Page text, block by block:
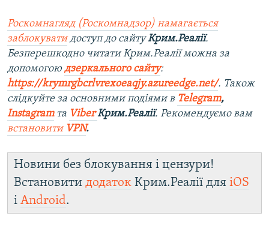
Роскомнагляд (Роскомнадзор) намагається
заблокуватидоступ до сайтуКрим.Реалії.
Безперешкодно читати Крим.Реалії можна за
допомогою дзеркального сайту:
https://krymrgbcrlvrexoeaqjy.azureedge.net/. Також
слідкуйте за основними подіями в Telegram,
Instagramта ViberКрим.Реалії. Рекомендуємо вам
встановити VPN.
Новини без блокування і цензури!
Встановити додаток Крим.Реалії для iOS
і Android.